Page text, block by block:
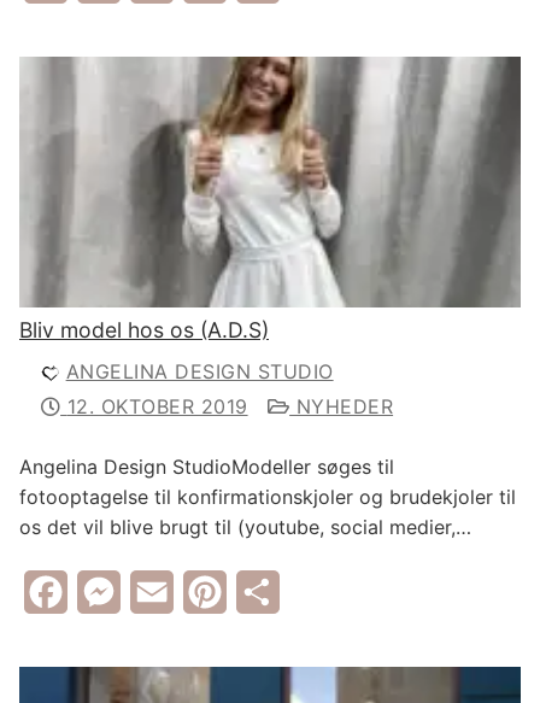
Bliv model hos os (A.D.S)
ANGELINA DESIGN STUDIO
12. OKTOBER 2019
NYHEDER
Angelina Design StudioModeller søges til
fotooptagelse til konfirmationskjoler og brudekjoler til
os det vil blive brugt til (youtube, social medier,…
FacebookMessenger
Email Pinterest